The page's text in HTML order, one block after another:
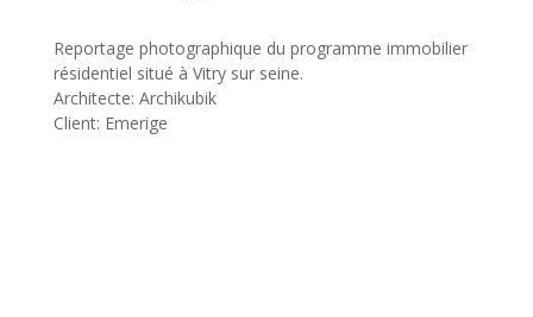
Reportage photographique du programme immobilier
résidentiel situé à Vitry sur seine.
Architecte: Archikubik
Client: Emerige